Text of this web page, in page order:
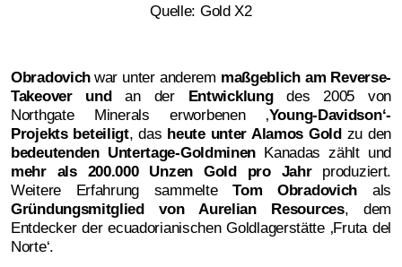
Quelle: Gold X2
Obradovich war unter anderem maßgeblich am Reverse-
Takeover undan der Entwicklungdes 2005 von
Northgate Minerals erworbenen ‚Young-Davidson‘-
Projekts beteiligt, das heute unter Alamos Goldzu den
bedeutenden Untertage-Goldminen Kanadas zählt und
mehr als 200.000 Unzen Gold pro Jahrproduziert.
Weitere Erfahrung sammelteTom Obradovich als
Gründungsmitglied von Aurelian Resources, dem
Entdecker der ecuadorianischen Goldlagerstätte ‚Fruta del
Norte‘.